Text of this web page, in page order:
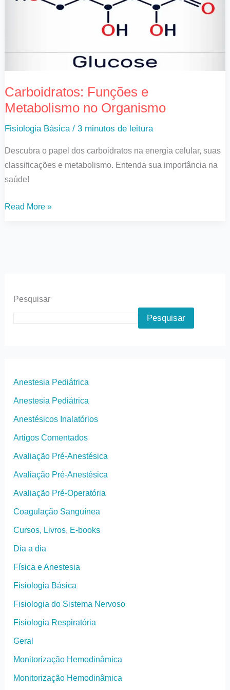
Carboidratos: Funções e
Metabolismo no Organismo
Fisiologia Básica /3 minutos de leitura
Descubra o papel dos carboidratos na energia celular, suas
classificações e metabolismo. Entenda sua importância na
saúde!
Read More »
Pesquisar
Pesquisar
Anestesia Pediátrica
Anestesia Pediátrica
Anestésicos Inalatórios
Artigos Comentados
Avaliação Pré-Anestésica
Avaliação Pré-Anestésica
Avaliação Pré-Operatória
Coagulação Sanguínea
Cursos, Livros, E-books
Dia a dia
Física e Anestesia
Fisiologia Básica
Fisiologia do Sistema Nervoso
Fisiologia Respiratória
Geral
Monitorização Hemodinâmica
Monitorização Hemodinâmica